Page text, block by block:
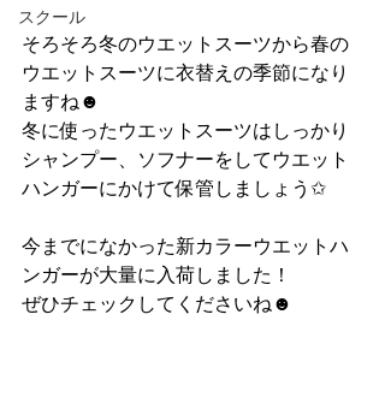
スクール
そろそろ冬のウエットスーツから春の
ウエットスーツに衣替えの季節になり
ますね☻
冬に使ったウエットスーツはしっかり
シャンプー、ソフナーをしてウエット
ハンガーにかけて保管しましょう✩
今までになかった新カラーウエットハ
ンガーが大量に入荷しました！
ぜひチェックしてくださいね☻